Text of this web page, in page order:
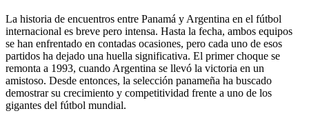
La historia de encuentros entre Panamá y Argentina en el fútbol
internacional es breve pero intensa. Hasta la fecha, ambos equipos
se han enfrentado en contadas ocasiones, pero cada uno de esos
partidos ha dejado una huella significativa. El primer choque se
remonta a 1993, cuando Argentina se llevó la victoria en un
amistoso. Desde entonces, la selección panameña ha buscado
demostrar su crecimiento y competitividad frente a uno de los
gigantes del fútbol mundial.